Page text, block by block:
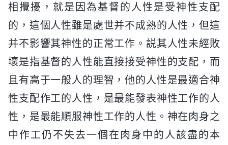
相攪擾，就是因為基督的人性是受神性支配
的，這個人性雖是處世并不成熟的人性，但這
并不影響其神性的正常工作。説其人性未經敗
壞是指基督的人性能直接接受神性的支配，而
且有高于一般人的理智，他的人性是最適合神
性支配作工的人性，是最能發表神性工作的人
性，是最能順服神性工作的人性。神在肉身之
中作工仍不失去一個在肉身中的人該盡的本